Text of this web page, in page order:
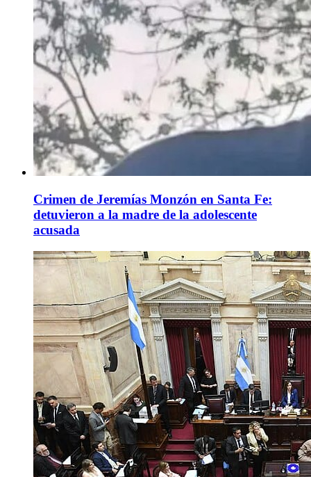
Crimen de Jeremías Monzón en Santa Fe:
detuvieron a la madre de la adolescente
acusada